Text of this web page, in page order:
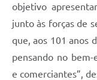
objetivo
junto às forças de
que, aos 101 anos
pensando no
e comerciantes”,